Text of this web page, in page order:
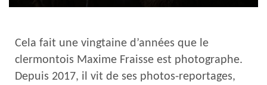
Cela fait une vingtaine d’années que le
clermontois Maxime Fraisse est photographe.
Depuis 2017, il vit de ses photos-reportages,